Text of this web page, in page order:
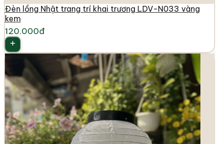
Đèn lồng Nhật trang trí khai trương LDV-N033 vàng
kem
120.000đ